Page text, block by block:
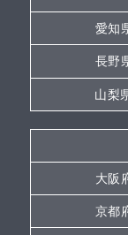
愛知
長野
山梨
大阪
京都